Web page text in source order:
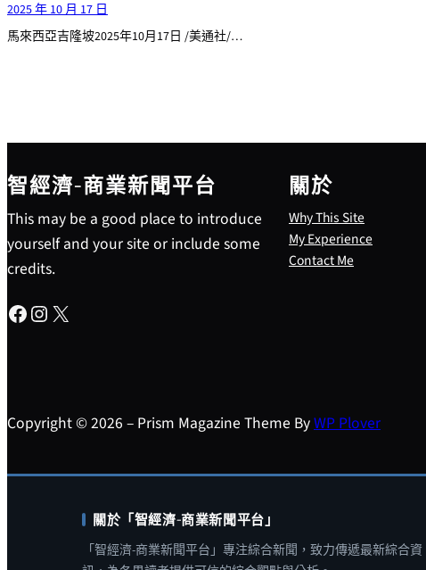
2025 年 10 月 17 日
馬來西亞吉隆坡2025年10月17日 /美通社/…
智經濟-商業新聞平台
This may be a good place to introduce
yourself and your site or include some
credits.
Facebook Instagram X
關於
Why This Site
My Experience
Contact Me
Copyright © 2026 – Prism Magazine Theme ByWP Plover
關於「智經濟-商業新聞平台」
「智經濟-商業新聞平台」專注綜合新聞，致力傳遞最新綜合資